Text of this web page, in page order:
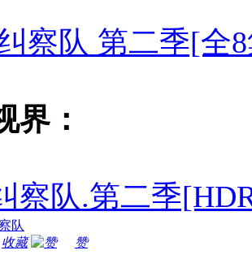
察队 第二季[全8
界：
察队.第二季
队
收藏
赞